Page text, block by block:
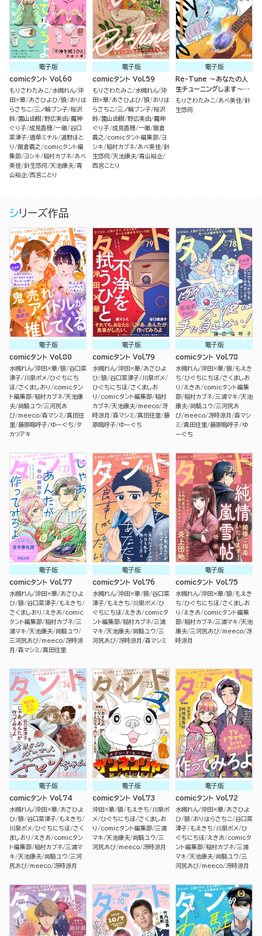
電子版
comicタント Vol.60
もりさわたみこ 水槻れん 沖
田×華 あさひよひ 狼 おりは
らさちこ 三ノ輪ブン子 桜沢
鈴 園山由樹 野広実由 魔神
ぐり子 成見香穂 一徹 谷口
菜津子 唐草ミチル 道野ほと
り
飯倉義之
comicタント編
集部 ヨシキ 稲村カブネ あべ
美佳 針生悠伺 天池康夫 青
山裕企 西宮ことり
電子版
comicタント Vol.59
もりさわたみこ 水槻れん 沖
田×華 あさひよひ 狼 おりは
らさちこ 三ノ輪ブン子 桜沢
鈴 園山由樹 野広実由 魔神
ぐり子 成見香穂 一徹 飯倉
義之
comicタント編集部 ヨ
シキ 稲村カブネ あべ美佳 針
生悠伺 天池康夫 青山裕企
西宮ことり
電子版
Re-Tune ～あなたの人
生チューニングします～
（1）
もりさわたみこ あべ美佳 針
生悠伺
シリーズ作品
電子版
comicタント Vol.80
水槻れん 沖田×華 狼 谷口菜
津子 川泉ポメ ひぐちにち
ほ さくましおり
comicタン
ト編集部 稲村カブネ 天池康
夫 尚騎ユウ 三河尻あ
び meeco 森マシミ 真田往
里 藤原嗚呼子 ゆーぐち タ
カツアキ
電子版
comicタント Vol.79
水槻れん 沖田×華 あさひよ
ひ 狼 谷口菜津子 川泉ポメ
ひぐちにちほ さくましお
り
comicタント編集部 稲村
カブネ 天池康夫 meeco 冴
時涼月
森マシミ 真田往里 藤
原嗚呼子 ゆーぐち
電子版
comicタント Vol.78
水槻れん 沖田×華 狼 もえき
ち ひぐちにちほ さくましお
り
えきあ
comicタント編集
部 稲村カブネ 三浦マキ 天池
康夫 尚騎ユウ 三河尻あ
び meeco 冴時涼月
森マシ
ミ 真田往里 藤原嗚呼子 ゆ
ーぐち
電子版
comicタント Vol.77
水槻れん 沖田×華 あさひよ
ひ 狼 谷口菜津子 もえきち
さくましおり
えきあ
comic
タント編集部 稲村カブネ 三
浦マキ 天池康夫 尚騎ユウ
三河尻あび meeco 冴時涼
月
森マシミ 真田往里
電子版
comicタント Vol.76
水槻れん 沖田×華 狼 谷口菜
津子 もえきち 川泉ポメ ひ
ぐちにちほ
えきあ
comicタ
ント編集部 稲村カブネ 三浦
マキ 天池康夫 尚騎ユウ 三
河尻あび 冴時涼月 森マシミ
電子版
comicタント Vol.75
水槻れん 沖田×華 狼 もえき
ち ひぐちにちほ さくましお
り
えきあ
comicタント編集
部 稲村カブネ 三浦マキ 天池
康夫 三河尻あび meeco 冴
時涼月
電子版
comicタント Vol.74
水槻れん 沖田×華 あさひよ
ひ 狼 谷口菜津子 もえきち
川泉ポメ ひぐちにちほ さく
ましおり
えきあ
comicタン
ト編集部 稲村カブネ 三浦マ
キ 天池康夫 尚騎ユウ 三河
尻あび meeco 冴時涼月
電子版
comicタント Vol.73
沖田×華 狼 もえきち
川泉ポ
メ ひぐちにちほ さくましお
り
comicタント編集部 三浦
マキ 天池康夫 尚騎ユウ 三
河尻あび meeco 冴時涼月
電子版
comicタント Vol.72
水槻れん 沖田×華 あさひよ
ひ 狼 おりはらさちこ 谷口菜
津子 もえきち 川泉ポメ ひ
ぐちにちほ
えきあ
comicタ
ント編集部 稲村カブネ 三浦
マキ 天池康夫 尚騎ユウ 三
河尻あび meeco 冴時涼月